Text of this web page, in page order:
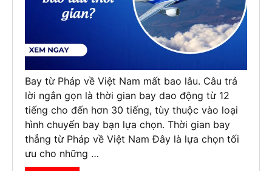
Bay từ Pháp về Việt Nam mất bao lâu. Câu trả
lời ngắn gọn là thời gian bay dao động từ 12
tiếng cho đến hơn 30 tiếng, tùy thuộc vào loại
hình chuyến bay bạn lựa chọn. Thời gian bay
thẳng từ Pháp về Việt Nam Đây là lựa chọn tối
ưu cho những …